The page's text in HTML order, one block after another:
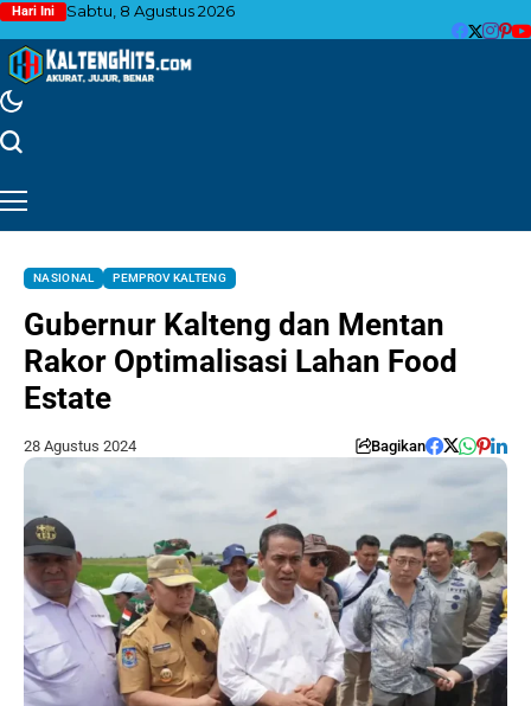
Hari Ini Sabtu, 8 Agustus 2026
NASIONAL PEMPROV KALTENG
Gubernur Kalteng dan Mentan
Rakor Optimalisasi Lahan Food
Estate
28 Agustus 2024 Bagikan